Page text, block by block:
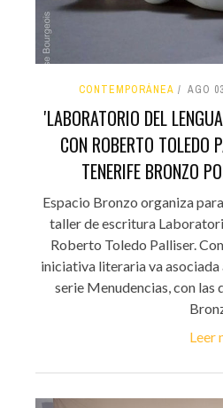
CONTEMPORÁNEA AGO
'LABORATORIO DEL
CON ROBERTO TOLEDO
TENERIFE BRONZO
Espacio Bronzo organiza
taller de escritura
Roberto Toledo Palliser.
iniciativa literaria va asociada
serie Menudencias, con las
Leer